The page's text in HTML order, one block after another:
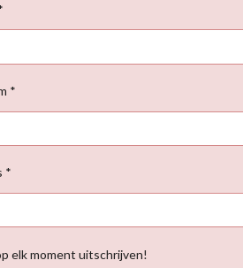
*
*
elk moment uitschrijven!